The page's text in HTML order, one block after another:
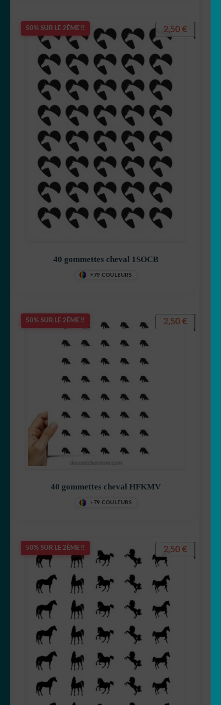
50% SUR LE 2ÈME !!
40 gommettes cheval 1SOCB
+79 COULEURS
2,50 €
50% SUR LE 2ÈME !!
40 gommettes cheval HFKMV
+79 COULEURS
2,50 €
50% SUR LE 2ÈME !! 2,50 €